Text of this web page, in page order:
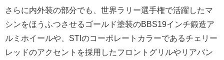
さらに内外装の部分でも、世界ラリー選手権で活躍したマ
シンをほうふつさせるゴールド塗装のBBS19インチ鍛造ア
ルミホイールや、STIのコーポレートカラーであるチェリー
レッドのアクセントを採用したフロントグリルやリアバン